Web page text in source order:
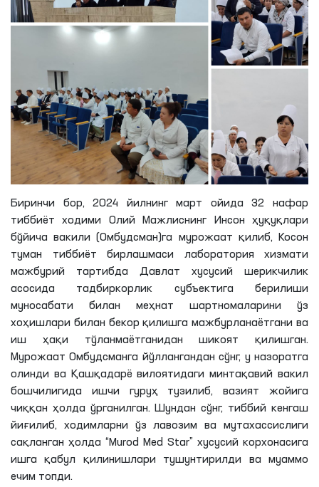
Биринчи бор, 2024 йилнинг март ойида 32 нафар
тиббиёт ходими Олий Мажлиснинг Инсон ҳуқуқлари
бўйича вакили (Омбудсман)га мурожаат қилиб, Косон
туман тиббиёт бирлашмаси лаборатория хизмати
мажбурий тартибда Давлат хусусий шерикчилик
асосида тадбиркорлик субъектига берилиши
муносабати билан меҳнат шартномаларини ўз
хоҳишлари билан бекор қилишга мажбурланаётгани ва
иш ҳақи тўланмаётганидан шикоят қилишган.
Мурожаат Омбудсманга йўллангандан сўнг, у назоратга
олинди ва Қашқадарё вилоятидаги минтақавий вакил
бошчилигида ишчи гуруҳ тузилиб, вазият жойига
чиққан ҳолда ўрганилган. Шундан сўнг, тиббий кенгаш
йиғилиб, ходимларни ўз лавозим ва мутахассислиги
сақланган ҳолда “Murod Med Star” хусусий корхонасига
ишга қабул қилинишлари тушунтирилди ва муаммо
ечим топди.